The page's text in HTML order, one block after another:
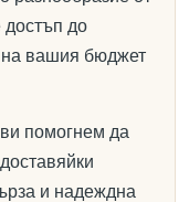
достъп до
на вашия бюджет
помогнем да
и надеждна